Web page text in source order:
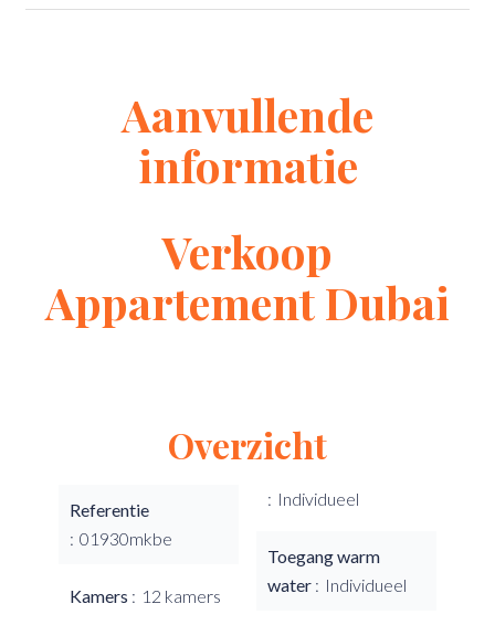
Aanvullende
informatie
Verkoop
Appartement Dubai
Overzicht
Referentie
01930mkbe
Kamers 12 kamers
Individueel
Toegang warm
water
Individueel